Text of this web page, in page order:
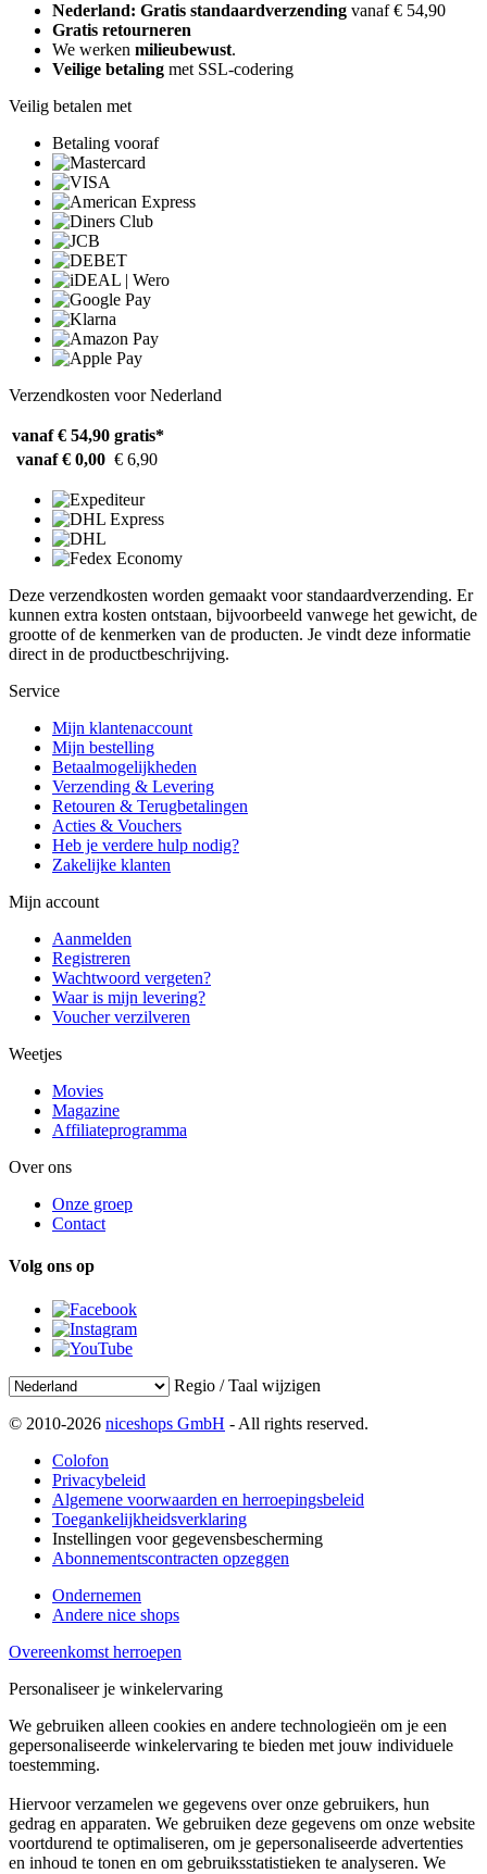
Nederland: Gratis standaardverzending vanaf € 54,90
Gratis retourneren
We werken milieubewust.
Veilige betaling met SSL-codering
Veilig betalen met
Betaling vooraf
Verzendkosten voor Nederland
vanaf € 54,90 gratis*
vanaf € 0,00 € 6,90
Deze verzendkosten worden gemaakt voor standaardverzending. Er
kunnen extra kosten ontstaan, bijvoorbeeld vanwege het gewicht, de
grootte of de kenmerken van de producten. Je vindt deze informatie
direct in de productbeschrijving.
Service
Mijn klantenaccount
Mijn bestelling
Betaalmogelijkheden
Verzending & Levering
Retouren & Terugbetalingen
Acties & Vouchers
Heb je verdere hulp nodig?
Zakelijke klanten
Mijn account
Aanmelden
Registreren
Wachtwoord vergeten?
Waar is mijn levering?
Voucher verzilveren
Weetjes
Movies
Magazine
Affiliateprogramma
Over ons
Onze groep
Contact
Volg ons op
Regio / Taal wijzigen
© 2010-2026 niceshops GmbH - All rights reserved.
Colofon
Privacybeleid
Algemene voorwaarden en herroepingsbeleid
Toegankelijkheidsverklaring
Instellingen voor gegevensbescherming
Abonnementscontracten opzeggen
Ondernemen
Andere nice shops
Overeenkomst herroepen
Personaliseer je winkelervaring
We gebruiken alleen cookies en andere technologieën om je een
gepersonaliseerde winkelervaring te bieden met jouw individuele
toestemming.
Hiervoor verzamelen we gegevens over onze gebruikers, hun
gedrag en apparaten. We gebruiken deze gegevens om onze website
voortdurend te optimaliseren, om je gepersonaliseerde advertenties
en inhoud te tonen en om gebruiksstatistieken te analyseren. We